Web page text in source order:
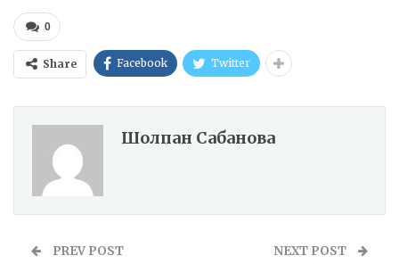
0
Share Facebook Twitter
Шолпан Сабанова
PREV POST NEXT POST